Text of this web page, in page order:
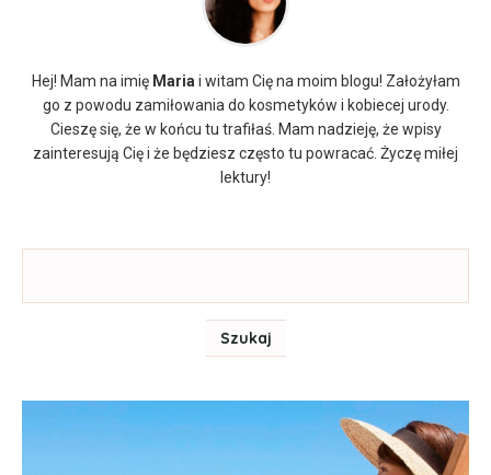
Hej! Mam na imię Maria i witam Cię na moim blogu! Założyłam
go z powodu zamiłowania do kosmetyków i kobiecej urody.
Cieszę się, że w końcu tu trafiłaś. Mam nadzieję, że wpisy
zainteresują Cię i że będziesz często tu powracać. Życzę miłej
lektury!